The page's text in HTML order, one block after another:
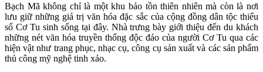
Bạch Mã không chỉ là một khu bảo tồn thiên nhiên mà còn là nơi
lưu giữ những giá trị văn hóa đặc sắc của cộng đồng dân tộc thiểu
số Cơ Tu sinh sống tại đây. Nhà trưng bày giới thiệu đến du khách
những nét văn hóa truyền thống độc đáo của người Cơ Tu qua các
hiện vật như trang phục, nhạc cụ, công cụ sản xuất và các sản phẩm
thủ công mỹ nghệ tinh xảo.